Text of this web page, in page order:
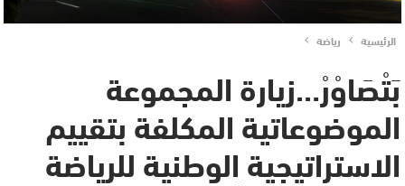
الرئيسية رياضة
بَتْصَاوْرْ…زيارة المجموعة
الموضوعاتية المكلفة بتقييم
الاستراتيجية الوطنية للرياضة